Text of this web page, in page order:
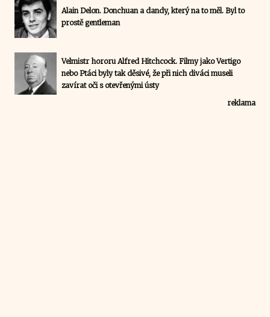
Alain Delon. Donchuan a dandy, který na to měl. Byl to
prostě gentleman
Velmistr hororu Alfred Hitchcock. Filmy jako Vertigo
nebo Ptáci byly tak děsivé, že při nich diváci museli
zavírat oči s otevřenými ústy
reklama